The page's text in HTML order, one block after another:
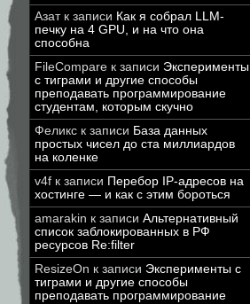
Азатк записи Как я собрал LLM-
печку на 4 GPU, и на что она
способна
FileCompare к записи Эксперименты
с тиграми и другие способы
преподавать программирование
студентам, которым скучно
Феликс к записи База данных
простых чисел до ста миллиардов
на коленке
v4f к записи Перебор IP-адресов на
хостинге — и как с этим бороться
amarakin к записи Альтернативный
список заблокированных в РФ
ресурсов Re:filter
ResizeOn к записи Эксперименты с
тиграми и другие способы
преподавать программирование